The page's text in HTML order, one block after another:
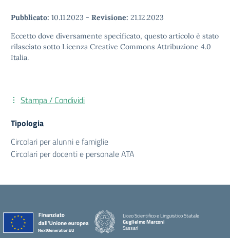
Pubblicato: 10.11.2023 - Revisione: 21.12.2023
Eccetto dove diversamente specificato, questo articolo è stato
rilasciato sotto Licenza Creative Commons Attribuzione 4.0
Italia.
Stampa / Condividi
Tipologia
Circolari per alunni e famiglie
Circolari per docenti e personale ATA
Liceo Scientifico e Linguistico Statale
Guglielmo Marconi
Sassari